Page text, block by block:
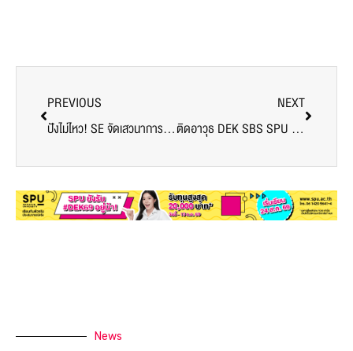
PREVIOUS
ปังไม่ไหว! SE จัดเสวนาการทำ Content แบบฉบับอินฟลูเอนเซอร์ชื่อดัง Powerpuff Gay
NEXT
ติดอาวุธ DEK SBS SPU ด้วย “เคล็ดลับขยายธุรกิจสู่หมื่นล้าน” ด้วยมืออาชีพ โดย คุณสมยศ เชาวลิต ผู้บริหาร J.I.B COMPUTER GROUP
News